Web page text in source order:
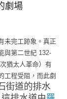
劇場
未完工跡象。真正
與第二世紀 132-
猶太人革命）有
工程受阻，而此劇
街道的排水